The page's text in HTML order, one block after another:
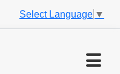
Select Language ▼